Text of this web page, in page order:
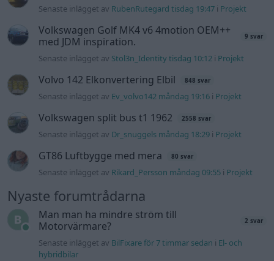
Senaste inlägget av RubenRutegard tisdag 19:47 i Projekt
Volkswagen Golf MK4 v6 4motion OEM++
med JDM inspiration.
9 svar
Senaste inlägget av Stol3n_Identity tisdag 10:12 i Projekt
Volvo 142 Elkonvertering Elbil 848 svar
Senaste inlägget av Ev_volvo142 måndag 19:16 i Projekt
Volkswagen split bus t1 1962 2558 svar
Senaste inlägget av Dr_snuggels måndag 18:29 i Projekt
GT86 Luftbygge med mera 80 svar
Senaste inlägget av Rikard_Persson måndag 09:55 i Projekt
Nyaste forumtrådarna
Man man ha mindre ström till
Motorvärmare?
2 svar
Senaste inlägget av BilFixare för 7 timmar sedan i El- och
hybridbilar